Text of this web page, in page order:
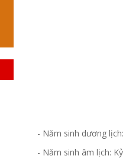
- Năm sinh dương lịch:
- Năm sinh âm lịch: Kỷ